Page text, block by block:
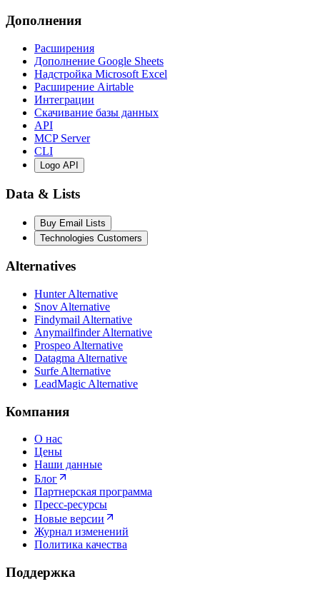
Дополнения
Расширения
Дополнение Google Sheets
Надстройка Microsoft Excel
Расширение Airtable
Интеграции
Скачивание базы данных
API
MCP Server
CLI
Logo API
Data & Lists
Buy Email Lists
Technologies Customers
Alternatives
Hunter Alternative
Snov Alternative
Findymail Alternative
Anymailfinder Alternative
Prospeo Alternative
Datagma Alternative
Surfe Alternative
LeadMagic Alternative
Компания
О нас
Цены
Наши данные
Блог
Партнерская программа
Пресс-ресурсы
Новые версии
Журнал изменений
Политика качества
Поддержка